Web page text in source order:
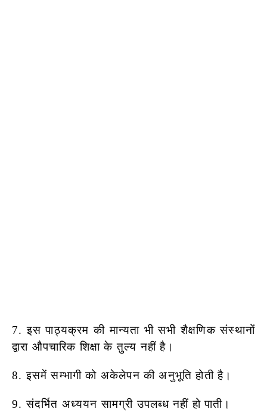
7. इस पाठ्यक्रम की मान्यता भी सभी शैक्षणिक संस्थानों
द्वारा औपचारिक शिक्षा केतुल्य नहीं है।
8. इसमें सम्भागी को अकेलेपन की अनुभूति होती है।
9. संदर्भित अध्ययन सामग्री उपलब्ध नहीं हो पाती।